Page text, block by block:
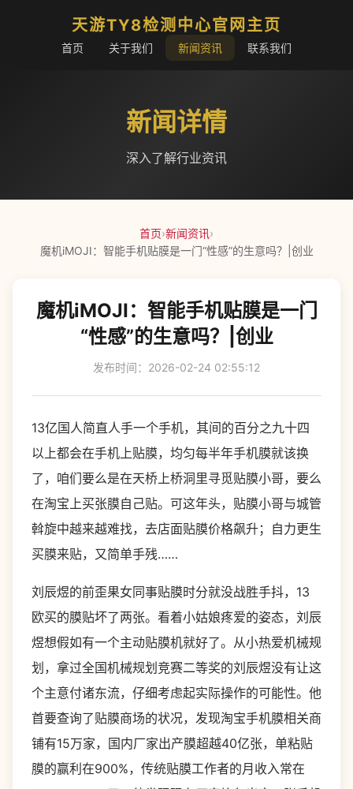
天游TY8检测中心官网主页
首页 关于我们 新闻资讯 联系我们
新闻详情
深入了解行业资讯
首页›新闻资讯›
魔机iMOJI：智能手机贴膜是一门“性感”的生意吗？|创业
魔机iMOJI：智能手机贴膜是一门
“性感”的生意吗？|创业
发布时间：2026-02-24 02:55:12
13亿国人简直人手一个手机，其间的百分之九十四
以上都会在手机上贴膜，均匀每半年手机膜就该换
了，咱们要么是在天桥上桥洞里寻觅贴膜小哥，要么
在淘宝上买张膜自己贴。可这年头，贴膜小哥与城管
斡旋中越来越难找，去店面贴膜价格飙升；自力更生
买膜来贴，又简单手残……
刘辰煜的前歪果女同事贴膜时分就没战胜手抖，13
欧买的膜贴坏了两张。看着小姑娘疼爱的姿态，刘辰
煜想假如有一个主动贴膜机就好了。从小热爱机械规
划，拿过全国机械规划竞赛二等奖的刘辰煜没有让这
个主意付诸东流，仔细考虑起实际操作的可能性。他
首要查询了贴膜商场的状况，发现淘宝手机膜相关商
铺有15万家，国内厂家出产膜超越40亿张，单粘贴
膜的赢利在900%，传统贴膜工作者的月收入常在